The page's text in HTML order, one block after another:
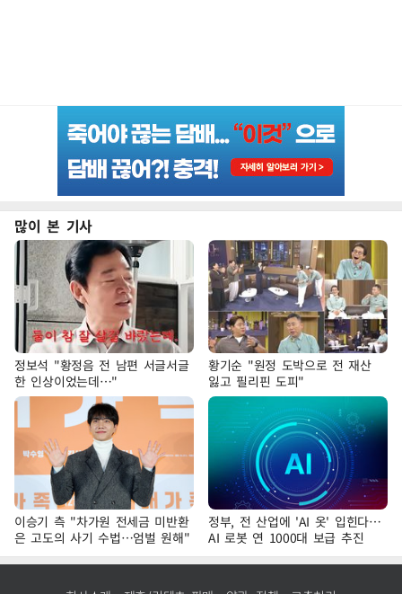
많이 본 기사
정보석 "황정음 전 남편 서글서글
한 인상이었는데…"
황기순 "원정 도박으로 전 재산
잃고 필리핀 도피"
이승기 측 "차가원 전세금 미반환
은 고도의 사기 수법…엄벌 원해"
정부, 전 산업에 'AI 옷' 입힌다…
AI 로봇 연 1000대 보급 추진